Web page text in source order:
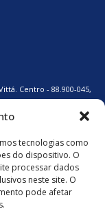
tecnologias como
do dispositivo. O
processar dados
neste site. O
pode afetar
Centro - 88.900-045,